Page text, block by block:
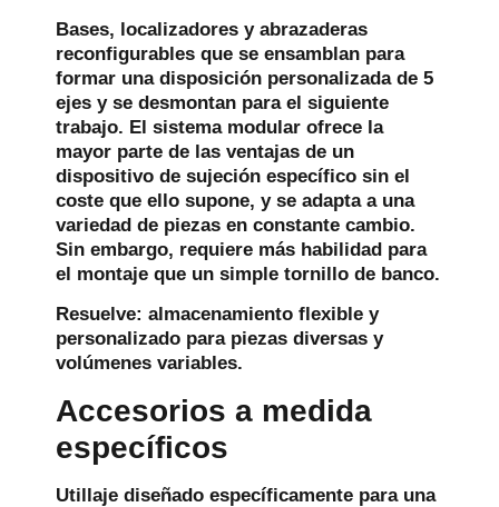
Bases, localizadores y abrazaderas
reconfigurables que se ensamblan para
formar una disposición personalizada de 5
ejes y se desmontan para el siguiente
trabajo. El sistema modular ofrece la
mayor parte de las ventajas de un
dispositivo de sujeción específico sin el
coste que ello supone, y se adapta a una
variedad de piezas en constante cambio.
Sin embargo, requiere más habilidad para
el montaje que un simple tornillo de banco.
Resuelve: almacenamiento flexible y
personalizado para piezas diversas y
volúmenes variables.
Accesorios a medida
específicos
Utillaje diseñado específicamente para una